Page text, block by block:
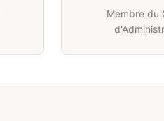
Membre du